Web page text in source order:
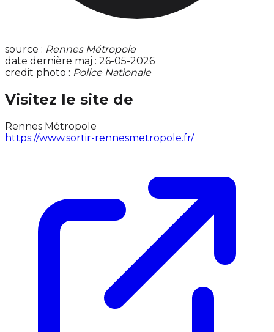
source : Rennes Métropole
date dernière maj : 26-05-2026
credit photo : Police Nationale
Visitez le site de
Rennes Métropole
https://www.sortir-rennesmetropole.fr/